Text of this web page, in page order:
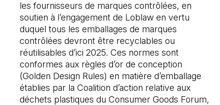
les fournisseurs de marques contrôlées, en
soutien à l’engagement de Loblaw en vertu
duquel tous les emballages de marques
contrôlées devront être recyclables ou
réutilisables d’ici 2025. Ces normes sont
conformes aux règles d’or de conception
(Golden Design Rules) en matière d’emballage
établies par la Coalition d’action relative aux
déchets plastiques du Consumer Goods Forum,